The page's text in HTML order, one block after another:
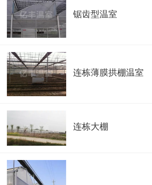
锯齿型温室
连栋薄膜拱棚温室
连栋大棚